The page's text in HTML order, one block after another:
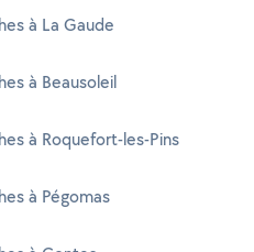
à La Gaude
à Beausoleil
à Roquefort-les-Pins
à Pégomas